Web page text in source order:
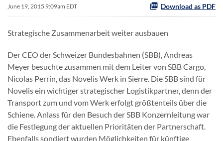
June 19, 2015 9:09am EDT Download as PDF
Strategische Zusammenarbeit weiter ausbauen
Der CEO der Schweizer Bundesbahnen (SBB), Andreas
Meyer besuchte zusammen mit dem Leiter von SBB Cargo,
Nicolas Perrin, das Novelis Werk in Sierre. Die SBB sind für
Novelis ein wichtiger strategischer Logistikpartner, denn der
Transport zum und vom Werk erfolgt größtenteils über die
Schiene. Anlass für den Besuch der SBB Konzernleitung war
die Festlegung der aktuellen Prioritäten der Partnerschaft.
Ebenfalls sondiert wurden Möglichkeiten für künftige